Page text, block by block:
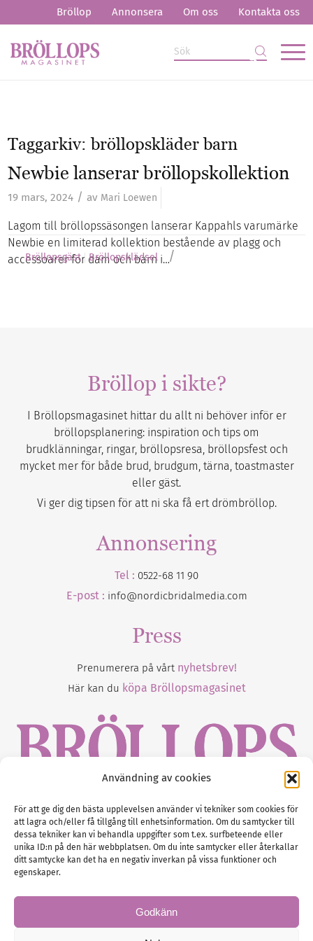
Användning av cookies
För att ge dig den bästa upplevelsen använder vi tekniker som cookies för
att lagra och/eller få tillgång till enhetsinformation. Om du samtycker till
dessa tekniker kan vi behandla uppgifter som t.ex. surfbeteende eller
unika ID:n på den här webbplatsen. Om du inte samtycker eller återkallar
ditt samtycke kan det ha en negativ inverkan på vissa funktioner och
egenskaper.
Godkänn
Bröllop Annonsera Om oss Kontakta oss
Taggarkiv:bröllopskläder barn
Newbie lanserar bröllopskollektion
19 mars, 2024 / av Mari Loewen
Lagom till bröllopssäsongen lanserar Kappahls varumärke
Newbie en limiterad kollektion bestående av plagg och
accessoarer för dam och barn i…
Bröllopsgäst Bröllopsklädsel /
Bröllop i sikte?
I Bröllopsmagasinet hittar du allt ni behöver inför er
bröllopsplanering: inspiration och tips om
brudklänningar, ringar, bröllopsresa, bröllopsfest och
mycket mer för både brud, brudgum, tärna, toastmaster
eller gäst.
Vi ger dig tipsen för att ni ska få ert drömbröllop.
Annonsering
Tel : 0522-68 11 90
E-post : info@nordicbridalmedia.com
Press
Prenumerera på vårt nyhetsbrev!
Här kan du köpa Bröllopsmagasinet
Gustaf Mattssons väg 2, 451 50 Uddevalla
Tel :0522-68 11 90
E-post:info@nordicbridalmedia.com